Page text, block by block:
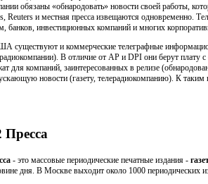
обязаны «обнародовать» новости своей работы,
Reuters и местная пресса извещаются одновременно.
банков, инвестиционных компаний и многих
существуют и коммерческие телеграфные
В отличие от АР и DPI они берут плату
для компаний, заинтересованных в релизе
новости (газету, телерадиокомпанию). К
Пресса
- это массовые периодические печатные издания -
дня. В Москве выходит около 1000 периодических